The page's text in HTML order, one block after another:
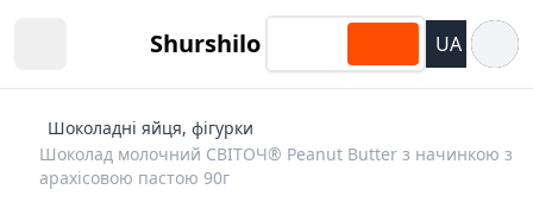
Shurshilo UA
Шоколадні яйця, фігурки
Шоколад молочний СВІТОЧ® Peanut Butter з начинкою з
арахісовою пастою 90г